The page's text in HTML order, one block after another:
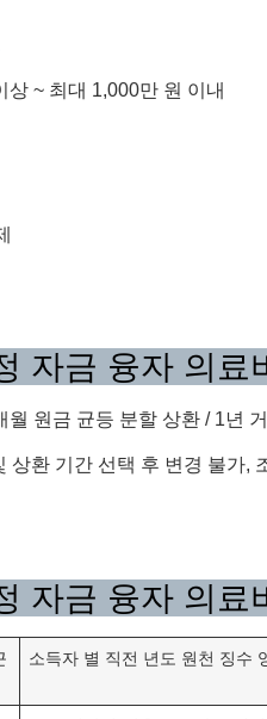
상 ~ 최대 1,000만 원 이내
자금 융자 의료
월 원금 균등 분할 상환 / 1년
상환 기간 선택 후 변경 불가,
자금 융자 의료
소득자 별 직전 년도 원천 징수